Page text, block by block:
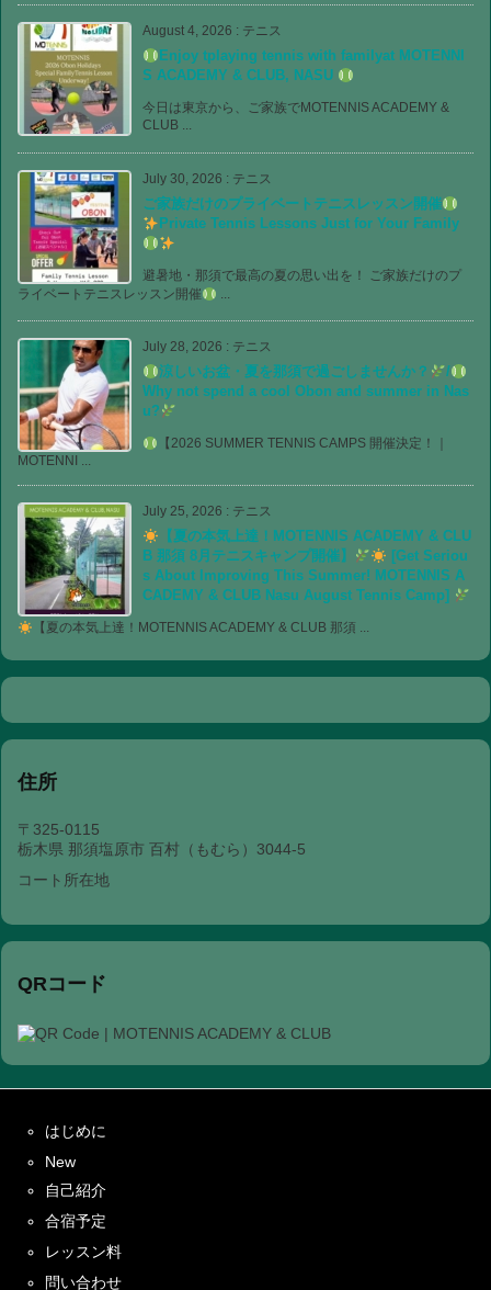
August 4, 2026 : テニス
Enjoy tplaying tennis with familyat MOTENNI
S ACADEMY & CLUB, NASU
今日は東京から、ご家族でMOTENNIS ACADEMY &
CLUB ...
July 30, 2026 : テニス
ご家族だけのプライベートテニスレッスン開催
Private Tennis Lessons Just for Your Family
避暑地・那須で最高の夏の思い出を！ ご家族だけのプ
ライベートテニスレッスン開催
...
July 28, 2026 : テニス
涼しいお盆・夏を那須で過ごしませんか？
/
Why not spend a cool Obon and summer in Nas
u?
【2026 SUMMER TENNIS CAMPS 開催決定！｜
MOTENNI ...
July 25, 2026 : テニス
【夏の本気上達！MOTENNIS ACADEMY & CLU
B 那須 8月テニスキャンプ開催】
[Get Seriou
s About Improving This Summer! MOTENNIS A
CADEMY & CLUB Nasu August Tennis Camp]
【夏の本気上達！MOTENNIS ACADEMY & CLUB 那須 ...
住所
〒325-0115
栃木県 那須塩原市 百村（もむら）3044-5
コート所在地
QRコード
はじめに
New
自己紹介
合宿予定
レッスン料
問い合わせ